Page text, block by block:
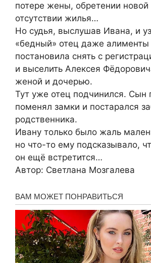
потере жены, обретении новой
отсутствии жилья…
Но судья, выслушав Ивана, и
«бедный» отец даже алименты
постановила снять с
и выселить Алексея
женой и дочерью.
Тут уже отец подчинился. Сын
поменял замки и постарался
родственника.
Ивану только было жаль
но что-то ему подсказывало,
он ещё встретится…
Автор: Светлана Мозгалева